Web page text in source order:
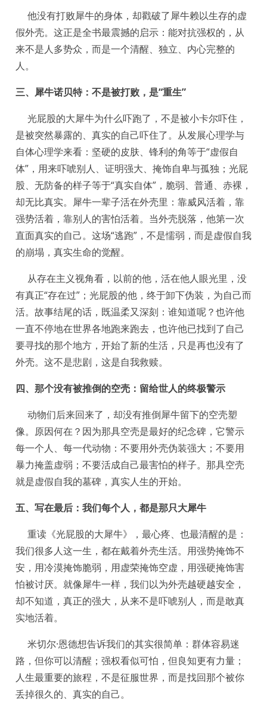
他没有打败犀牛的身体，却戳破了犀牛赖以生存的虚
假外壳。这正是全书最震撼的启示：能对抗强权的，从
来不是人多势众，而是一个清醒、独立、内心完整的
人。
三、犀牛诺贝特：不是被打败，是“重生”
光屁股的大犀牛为什么吓跑了，不是被小卡尔吓住，
是被突然暴露的、真实的自己吓住了。从发展心理学与
自体心理学来看：坚硬的皮肤、锋利的角等于“虚假自
体”，用来吓唬别人、证明强大、掩饰自卑与孤独；光屁
股、无防备的样子等于“真实自体”，脆弱、普通、赤裸，
却无比真实。犀牛一辈子活在外壳里：靠威风活着，靠
强势活着，靠别人的害怕活着。当外壳脱落，他第一次
直面真实的自己。这场“逃跑”，不是懦弱，而是虚假自我
的崩塌，真实生命的觉醒。
从存在主义视角看，以前的他，活在他人眼光里，没
有真正“存在过”；光屁股的他，终于卸下伪装，为自己而
活。故事结尾的话，既温柔又深刻：谁知道呢？也许他
一直不停地在世界各地跑来跑去，也许他已找到了自己
要寻找的那个地方，开始了新的生活，只是再也没有了
外壳。这不是悲剧，这是自我救赎。
四、那个没有被推倒的空壳：留给世人的终极警示
动物们后来回来了，却没有推倒犀牛留下的空壳塑
像。原因何在？因为那具空壳是最好的纪念碑，它警示
每一个人、每一代动物：不要用外壳伪装强大；不要用
暴力掩盖虚弱；不要活成自己最害怕的样子。那具空壳
就是虚假自我的墓碑，真实人生的开始。
五、写在最后：我们每个人，都是那只大犀牛
重读《光屁股的大犀牛》，最心疼、也最清醒的是：
我们很多人这一生，都在戴着外壳生活。用强势掩饰不
安，用冷漠掩饰脆弱，用虚荣掩饰空虚，用强硬掩饰害
怕被讨厌。就像犀牛一样，我们以为外壳越硬越安全，
却不知道，真正的强大，从来不是吓唬别人，而是敢真
实地活着。
米切尔·恩德想告诉我们的其实很简单：群体容易迷
路，但你可以清醒；强权看似可怕，但良知更有力量；
人生最重要的旅程，不是征服世界，而是找回那个被你
丢掉很久的、真实的自己。